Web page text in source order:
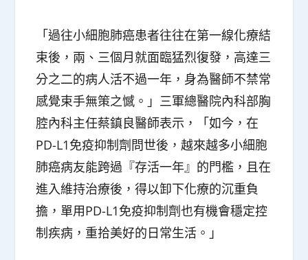
「過往小細胞肺癌患者往往在第一線化療結
束後，兩、三個月就面臨猛烈復發，高達三
分之二的病人活不過一年，身為醫師不禁常
感覺束手無策之憾。」三軍總醫院內科部胸
腔內科主任蔡鎮良醫師表示，「如今，在
PD-L1免疫抑制劑問世後，越來越多小細胞
肺癌病友能跨過『存活一年』的門檻，且在
進入維持治療後，得以卸下化療的沉重負
擔，單用PD-L1免疫抑制劑也有機會穩定控
制疾病，重拾美好的日常生活。」